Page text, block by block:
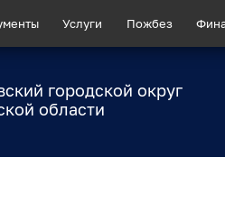
Услуги Пожбез
городской округ
области